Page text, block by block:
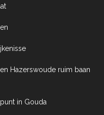
Hazerswoude ruim baan
in Gouda